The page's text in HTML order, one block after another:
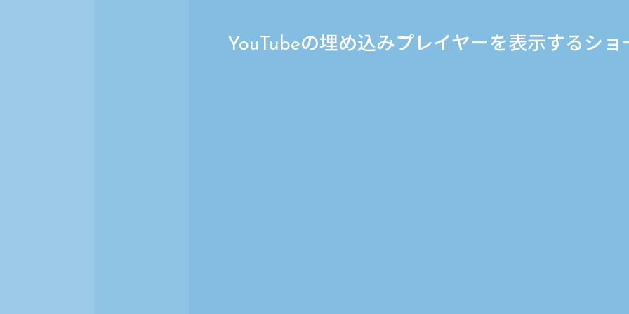
YouTubeの埋め込みプレイヤーを表示するショ